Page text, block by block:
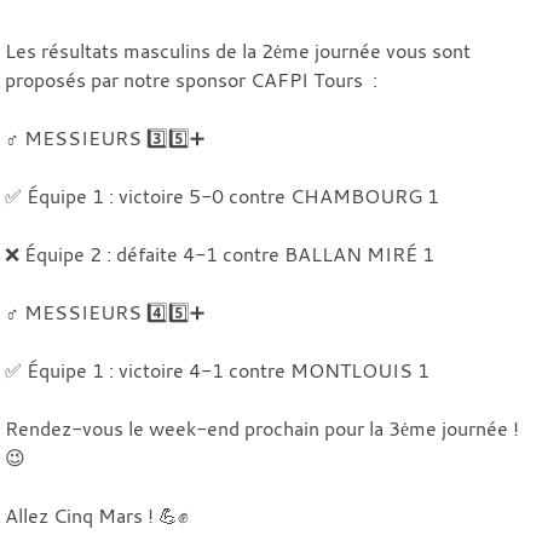
Les résultats masculins de la 2ėme journée vous sont
proposés par notre sponsor CAFPI Tours :
♂️ MESSIEURS 3️⃣5️⃣➕
✅ Équipe 1 : victoire 5-0 contre CHAMBOURG 1
❌ Équipe 2 : défaite 4-1 contre BALLAN MIRÉ 1
♂️ MESSIEURS 4️⃣5️⃣➕
✅ Équipe 1 : victoire 4-1 contre MONTLOUIS 1
Rendez-vous le week-end prochain pour la 3ėme journée !
😉
Allez Cinq Mars ! 💪✊